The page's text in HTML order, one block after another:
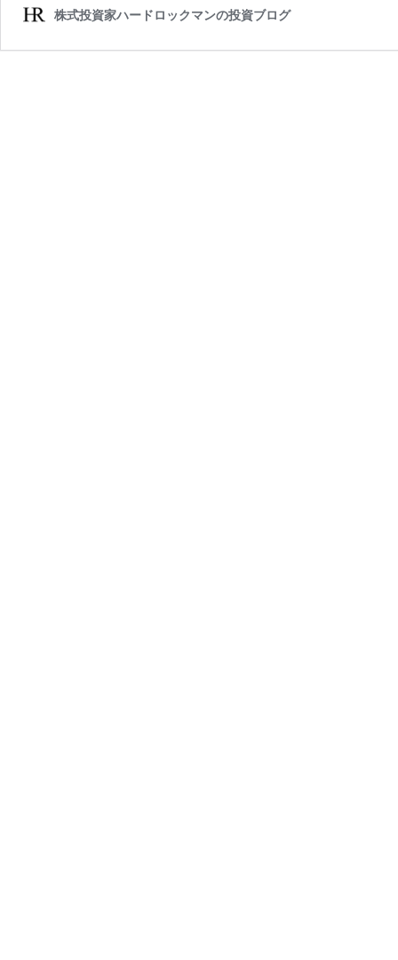
株式投資家ハードロックマンの投資ブログ